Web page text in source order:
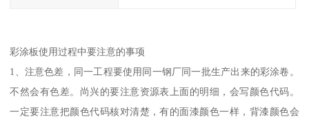
彩涂板使用过程中要注意的事项
1、注意色差，同一工程要使用同一钢厂同一批生产出来的彩涂卷。
不然会有色差。尚兴的要注意资源表上面的明细，会写颜色代码。
一定要注意把颜色代码核对清楚，有的面漆颜色一样，背漆颜色会